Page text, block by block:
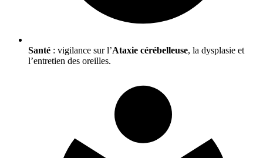
Santé : vigilance sur l’Ataxie cérébelleuse, la dysplasie et
l’entretien des oreilles.